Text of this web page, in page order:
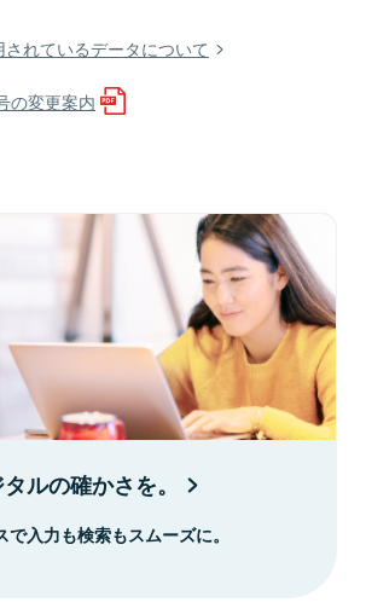
れているデータについて
の変更案内
ルの確かさを。
入力も検索もスムーズに。